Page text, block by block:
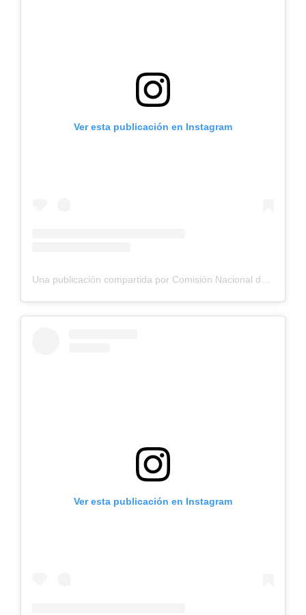
Ver esta publicación en Instagram
Una publicación compartida por Comisión Nacional de Riego (@cnrchile)
Ver esta publicación en Instagram